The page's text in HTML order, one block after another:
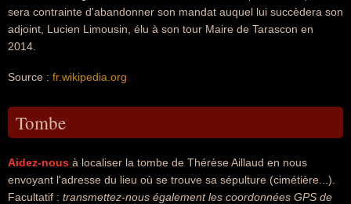
sera contrainte d'abandonner son mandat auquel lui succèdera son
adjoint, Lucien Limousin, élu à son tour Maire de Tarascon en
2014.
Source : fr.wikipedia.org
Tombe
Aidez-nous à localiser la tombe de Thérèse Aillaud en nous
envoyant l'adresse du lieu où se trouve sa sépulture (cimétière...).
Facultatif : transmettez-nous également les coordonnées GPS de